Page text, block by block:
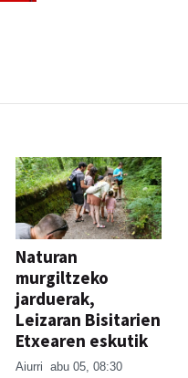
Naturan
murgiltzeko
jarduerak,
Leizaran Bisitarien
Etxearen eskutik
Aiurri abu 05, 08:30